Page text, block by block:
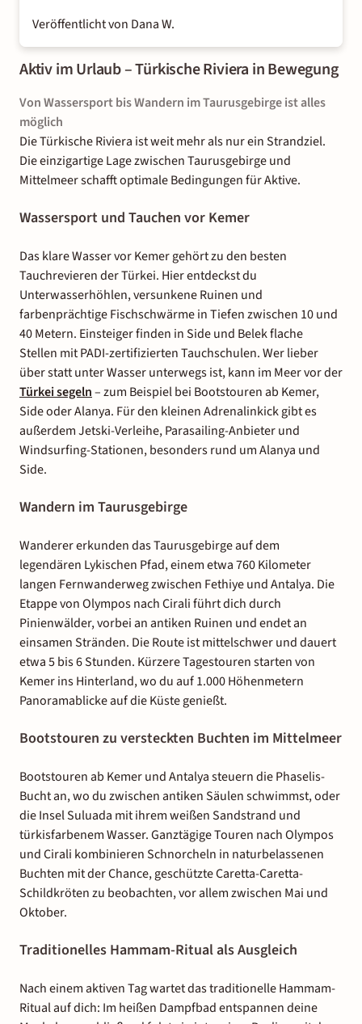
Veröffentlicht von Dana W.
Aktiv im Urlaub – Türkische Riviera in Bewegung
Von Wassersport bis Wandern im Taurusgebirge ist alles
möglich
Die Türkische Riviera ist weit mehr als nur ein Strandziel.
Die einzigartige Lage zwischen Taurusgebirge und
Mittelmeer schafft optimale Bedingungen für Aktive.
Wassersport und Tauchen vor Kemer
Das klare Wasser vor Kemer gehört zu den besten
Tauchrevieren der Türkei. Hier entdeckst du
Unterwasserhöhlen, versunkene Ruinen und
farbenprächtige Fischschwärme in Tiefen zwischen 10 und
40 Metern. Einsteiger finden in Side und Belek flache
Stellen mit PADI-zertifizierten Tauchschulen. Wer lieber
über statt unter Wasser unterwegs ist, kann im Meer vor der
Türkei segeln– zum Beispiel bei Bootstouren ab Kemer,
Side oder Alanya. Für den kleinen Adrenalinkick gibt es
außerdem Jetski-Verleihe, Parasailing-Anbieter und
Windsurfing-Stationen, besonders rund um Alanya und
Side.
Wandern im Taurusgebirge
Wanderer erkunden das Taurusgebirge auf dem
legendären Lykischen Pfad, einem etwa 760 Kilometer
langen Fernwanderweg zwischen Fethiye und Antalya. Die
Etappe von Olympos nach Cirali führt dich durch
Pinienwälder, vorbei an antiken Ruinen und endet an
einsamen Stränden. Die Route ist mittelschwer und dauert
etwa 5 bis 6 Stunden. Kürzere Tagestouren starten von
Kemer ins Hinterland, wo du auf 1.000 Höhenmetern
Panoramablicke auf die Küste genießt.
Bootstouren zu versteckten Buchten im Mittelmeer
Bootstouren ab Kemer und Antalya steuern die Phaselis-
Bucht an, wo du zwischen antiken Säulen schwimmst, oder
die Insel Suluada mit ihrem weißen Sandstrand und
türkisfarbenem Wasser. Ganztägige Touren nach Olympos
und Cirali kombinieren Schnorcheln in naturbelassenen
Buchten mit der Chance, geschützte Caretta-Caretta-
Schildkröten zu beobachten, vor allem zwischen Mai und
Oktober.
Traditionelles Hammam-Ritual als Ausgleich
Nach einem aktiven Tag wartet das traditionelle Hammam-
Ritual auf dich: Im heißen Dampfbad entspannen deine